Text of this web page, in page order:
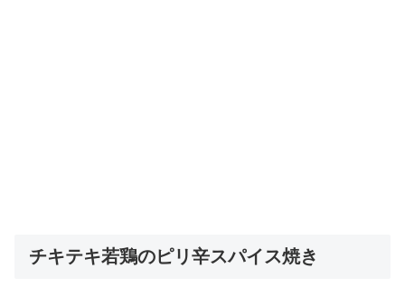
チキテキ若鶏のピリ辛スパイス焼き